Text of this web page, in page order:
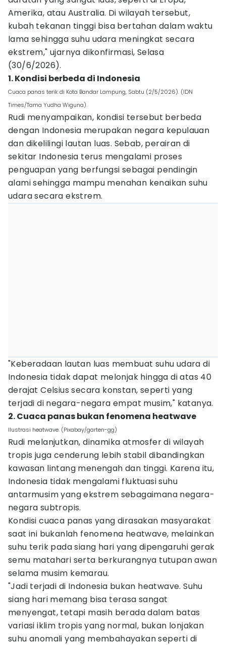
Amerika, atau Australia. Di wilayah tersebut,
kubah tekanan tinggi bisa bertahan dalam waktu
lama sehingga suhu udara meningkat secara
ekstrem," ujarnya dikonfirmasi, Selasa
(30/6/2026).
1. Kondisi berbeda di Indonesia
Cuaca panas terik di Kota Bandar Lampung, Sabtu (2/5/2026). (IDN
Times/Tama Yudha Wiguna).
Rudi menyampaikan, kondisi tersebut berbeda
dengan Indonesia merupakan negara kepulauan
dan dikelilingi lautan luas. Sebab, perairan di
sekitar Indonesia terus mengalami proses
penguapan yang berfungsi sebagai pendingin
alami sehingga mampu menahan kenaikan suhu
udara secara ekstrem.
"Keberadaan lautan luas membuat suhu udara di
Indonesia tidak dapat melonjak hingga di atas 40
derajat Celsius secara konstan, seperti yang
terjadi di negara-negara empat musim," katanya.
2. Cuaca panas bukan fenomena heatwave
Ilustrasi heatwave. (Pixabay/garten-gg)
Rudi melanjutkan, dinamika atmosfer di wilayah
tropis juga cenderung lebih stabil dibandingkan
kawasan lintang menengah dan tinggi. Karena itu,
Indonesia tidak mengalami fluktuasi suhu
antarmusim yang ekstrem sebagaimana negara-
negara subtropis.
Kondisi cuaca panas yang dirasakan masyarakat
saat ini bukanlah fenomena heatwave, melainkan
suhu terik pada siang hari yang dipengaruhi gerak
semu matahari serta berkurangnya tutupan awan
selama musim kemarau.
"Jadi terjadi di Indonesia bukan heatwave. Suhu
siang hari memang bisa terasa sangat
menyengat, tetapi masih berada dalam batas
variasi iklim tropis yang normal, bukan lonjakan
suhu anomali yang membahayakan seperti di